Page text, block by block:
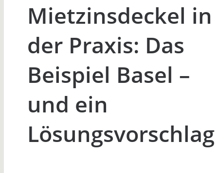
Mietzinsdeckel in
der Praxis: Das
Beispiel Basel –
und ein
Lösungsvorschlag